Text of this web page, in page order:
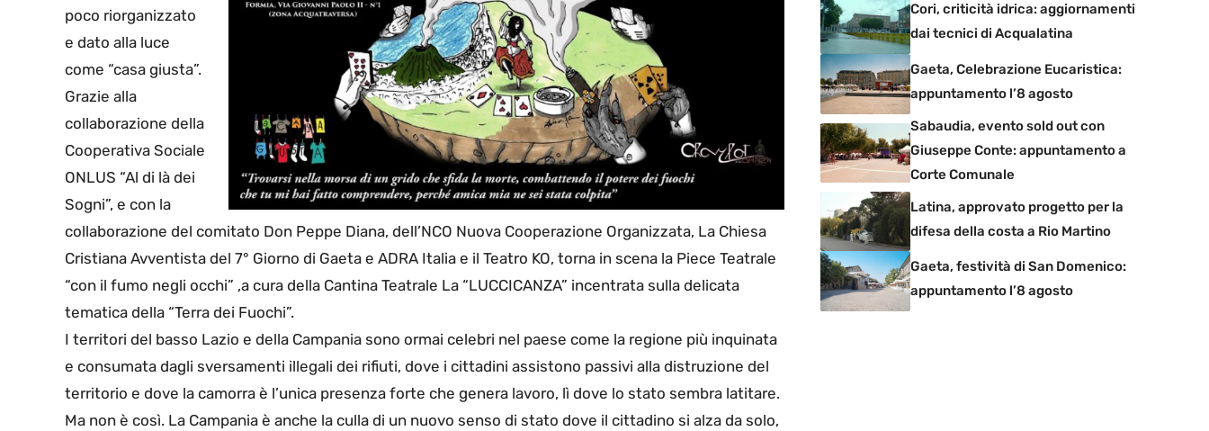
poco riorganizzato
e dato alla luce
come “casa giusta”.
Grazie alla
collaborazione della
Cooperativa Sociale
ONLUS “Al di là dei
Sogni”, e con la
collaborazione del comitato Don Peppe Diana, dell’NCO Nuova Cooperazione Organizzata, La Chiesa
Cristiana Avventista del 7° Giorno di Gaeta e ADRA Italia e il Teatro KO, torna in scena la Piece Teatrale
“con il fumo negli occhi” ,a cura della Cantina Teatrale La “LUCCICANZA” incentrata sulla delicata
tematica della “Terra dei Fuochi”.
I territori del basso Lazio e della Campania sono ormai celebri nel paese come la regione più inquinata
e consumata dagli sversamenti illegali dei rifiuti, dove i cittadini assistono passivi alla distruzione del
territorio e dove la camorra è l’unica presenza forte che genera lavoro, lì dove lo stato sembra latitare.
Ma non è così. La Campania è anche la culla di un nuovo senso di stato dove il cittadino si alza da solo,
Cori, criticità idrica: aggiornamenti
dai tecnici di Acqualatina
Gaeta, Celebrazione Eucaristica:
appuntamento l’8 agosto
Sabaudia, evento sold out con
Giuseppe Conte: appuntamento a
Corte Comunale
Latina, approvato progetto per la
difesa della costa a Rio Martino
Gaeta, festività di San Domenico:
appuntamento l’8 agosto